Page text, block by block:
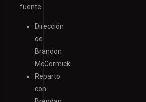
fuente.
Dirección
de
Brandon
McCormick.
Reparto
con